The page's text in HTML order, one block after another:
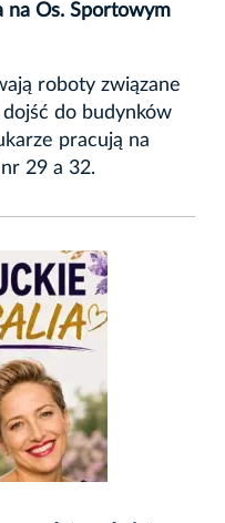
na Os. Sportowym
roboty związane
do budynków
pracują na
29 a 32.